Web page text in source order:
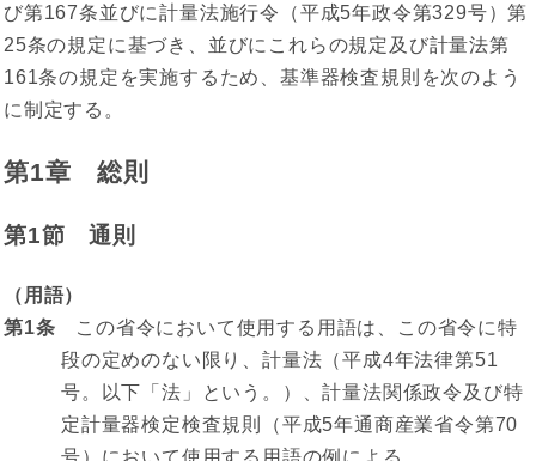
び第167条並びに計量法施行令（平成5年政令第329号）第
25条の規定に基づき、並びにこれらの規定及び計量法第
161条の規定を実施するため、基準器検査規則を次のよう
に制定する。
第1章 総則
第1節 通則
（用語）
第1条 この省令において使用する用語は、この省令に特
段の定めのない限り、計量法（平成4年法律第51
号。以下「法」という。）、計量法関係政令及び特
定計量器検定検査規則（平成5年通商産業省令第70
号）において使用する用語の例による。